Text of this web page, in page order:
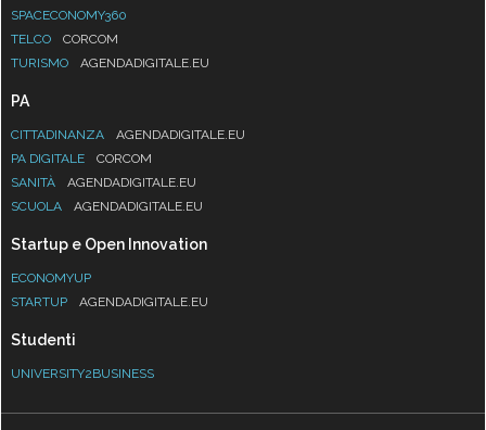
SPACECONOMY360
TELCO
CORCOM
TURISMO
AGENDADIGITALE.EU
PA
CITTADINANZA
AGENDADIGITALE.EU
PA DIGITALE
CORCOM
SANITÀ
AGENDADIGITALE.EU
SCUOLA
AGENDADIGITALE.EU
Startup e Open Innovation
ECONOMYUP
STARTUP
AGENDADIGITALE.EU
Studenti
UNIVERSITY2BUSINESS